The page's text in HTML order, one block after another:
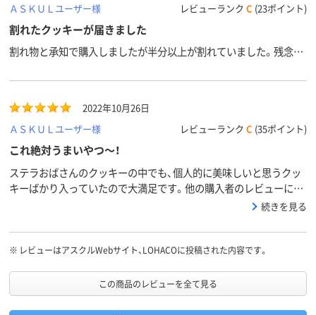
ＡＳＫＵＬユーザー様
レビューランク C (23ポイント)
割れたクッキーが届きました
割れ物と承知で購入しましたが半分以上が割れていました。残念…
2022年10月26日
ＡＳＫＵＬユーザー様
レビューランク C (35ポイント)
これ絶対うまいやつ～！
ステラおばさんのクッキーの中でも、個人的に美味しいと思うクッ
キーばかり入っていたので大満足です。他の購入者のレビューに、
納品時クッキーが割れていたとの書き込みがあったので心配しまし
目の箱に沢山の緩衝材で囲われて入っていました。しかしながら、
割れクッキーが3枚見受けられましたが、発送側の配慮は十分確認で
続きを見る
※ レビューはアスクルWebサイト、LOHACOに投稿された内容です。
この商品のレビューを全て見る